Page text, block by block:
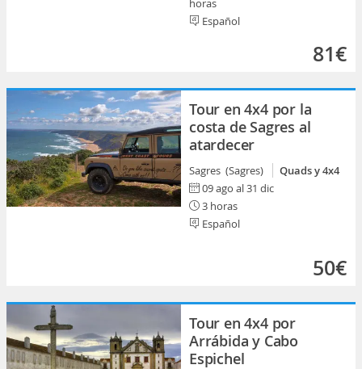
horas
Español
81€
Tour en 4x4 por la
costa de Sagres al
atardecer
Sagres (Sagres)
Quads y 4x4
09 ago al 31 dic
3 horas
Español
50€
Tour en 4x4 por
Arrábida y Cabo
Espichel